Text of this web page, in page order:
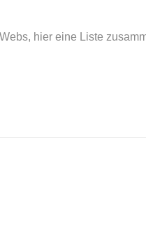
hier eine Liste